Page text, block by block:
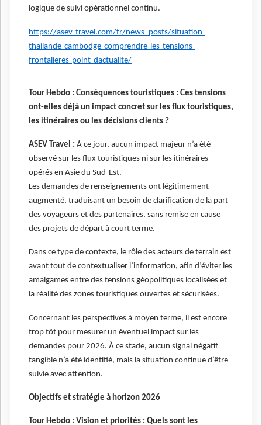
logique de suivi opérationnel continu.
https://asev-travel.com/fr/news_posts/situation-
thailande-cambodge-comprendre-les-tensions-
frontalieres-point-dactualite/
Tour Hebdo : Conséquences touristiques : Ces tensions
ont-elles déjà un impact concret sur les flux touristiques,
les itinéraires ou les décisions clients ?
ASEV Travel : À ce jour, aucun impact majeur n’a été
observé sur les flux touristiques ni sur les itinéraires
opérés en Asie du Sud-Est.
Les demandes de renseignements ont légitimement
augmenté, traduisant un besoin de clarification de la part
des voyageurs et des partenaires, sans remise en cause
des projets de départ à court terme.
Dans ce type de contexte, le rôle des acteurs de terrain est
avant tout de contextualiser l’information, afin d’éviter les
amalgames entre des tensions géopolitiques localisées et
la réalité des zones touristiques ouvertes et sécurisées.
Concernant les perspectives à moyen terme, il est encore
trop tôt pour mesurer un éventuel impact sur les
demandes pour 2026. À ce stade, aucun signal négatif
tangible n’a été identifié, mais la situation continue d’être
suivie avec attention.
Objectifs et stratégie à horizon 2026
Tour Hebdo : Vision et priorités : Quels sont les